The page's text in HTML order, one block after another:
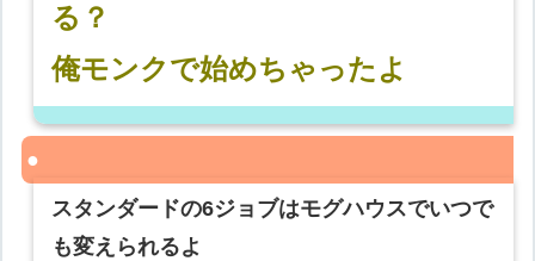
る？
俺モンクで始めちゃったよ
スタンダードの6ジョブはモグハウスでいつで
も変えられるよ